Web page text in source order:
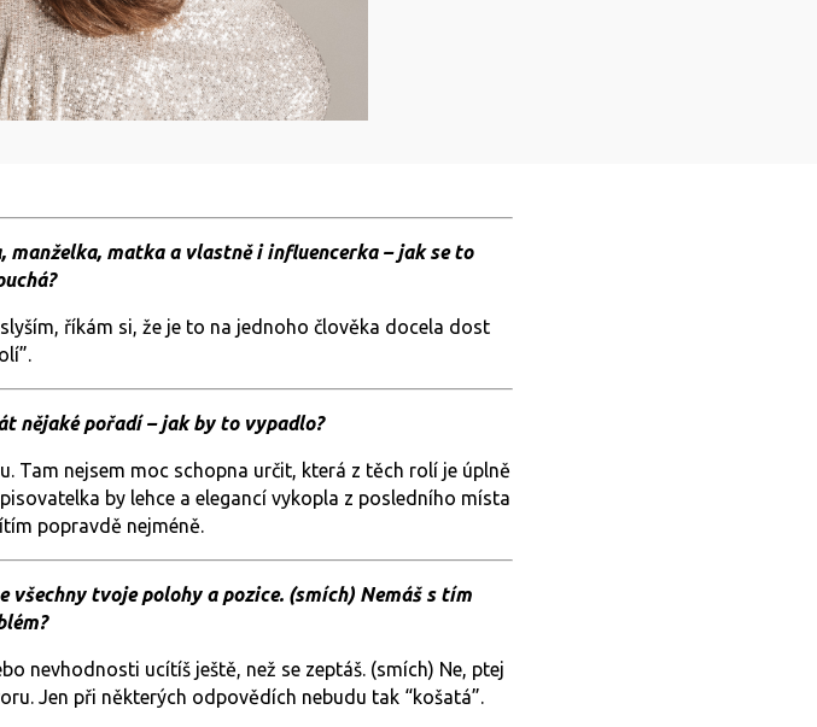
matka a vlastně i influencerka – jak se to
říkám si, že je to na jednoho člověka docela dost
nějaké pořadí – jak by to vypadlo?
Tam nejsem moc schopna určit, která z těch rolí je úplně
by lehce a elegancí vykopla z posledního místa
popravdě nejméně.
všechny tvoje polohy a pozice. (smích) Nemáš s tím
nevhodnosti ucítíš ještě, než se zeptáš. (smích) Ne, ptej
Jen při některých odpovědích nebudu tak “košatá”.